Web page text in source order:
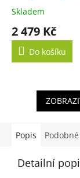
Skladem
2 479 Kč
Do košíku
Popis
Detailní